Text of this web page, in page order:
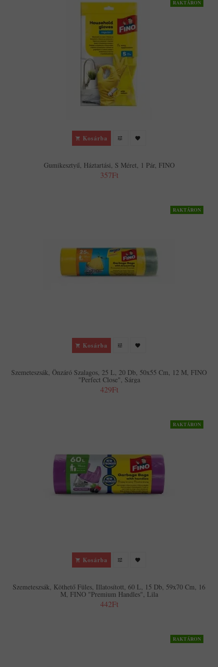
RAKTÁRON
Kosárba
Gumikesztyű, Háztartási, S Méret, 1 Pár, FINO
357Ft
RAKTÁRON
Kosárba
Szemeteszsák, Önzáró Szalagos, 25 L, 20 Db, 50x55 Cm, 12 Μ, FINO
"Perfect Close", Sárga
429Ft
RAKTÁRON
Kosárba
Szemeteszsák, Köthető Füles, Illatosított, 60 L, 15 Db, 59x70 Cm, 16
Μ, FINO "Premium Handles", Lila
442Ft
RAKTÁRON